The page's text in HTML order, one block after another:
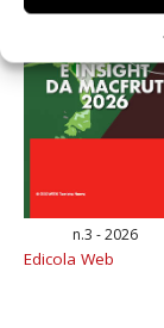
n.3 - 2026
Edicola Web